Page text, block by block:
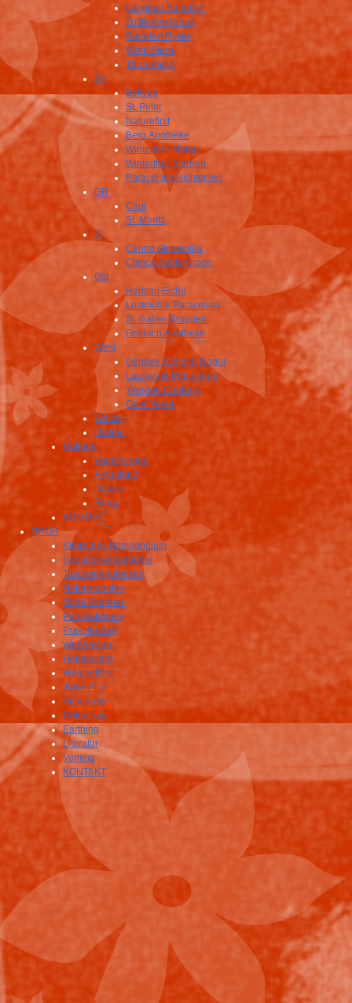
Langnau Bahnhof
Zollikofen Kreuz
Burgdorf Ryser
Worb Stern
Thun Bälliz
ZH
Bellvue
St. Peter
Naturefirst
Berg Apotheke
Winterthur Meier
Winterthur Sternen
Paracelsus Richterswil
GR
Chur
St. Moritz
TI
Centro Alchemilla
Clinica Santa Croce
Ost
Herisau Eiche
Lustmühle Paracelsus
St. Gallen Bruggen
Goldach Apotheke
West
Génève Schmidt-Nagel
Lausanne Populaires
Yverdon Centrale
Genf Noyer
Wallis
Online
Rettung
Vergiftungen
Ambulanz
Notarzt
Rega
KONTAKT
SHOP
Klinisches Kompendium
Gesundheitsratgeber
Taschenapotheken
Naturprodukte
Oligo Scanner
Publikationen
Praxisbedarf
Webdesign
Homeocard
Wasserfilter
Juice Plus
Adlerfeder
Colostrum
Earthing
Literatur
Vemma
KONTAKT